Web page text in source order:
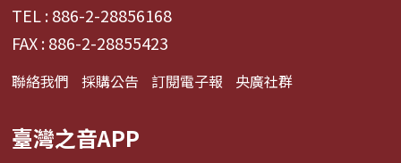
TEL : 886-2-28856168
FAX : 886-2-28855423
聯絡我們 採購公告 訂閱電子報 央廣社群
臺灣之音APP